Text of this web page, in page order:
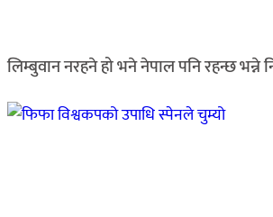
लिम्बुवान नरहने हो भने नेपाल पनि रहन्छ